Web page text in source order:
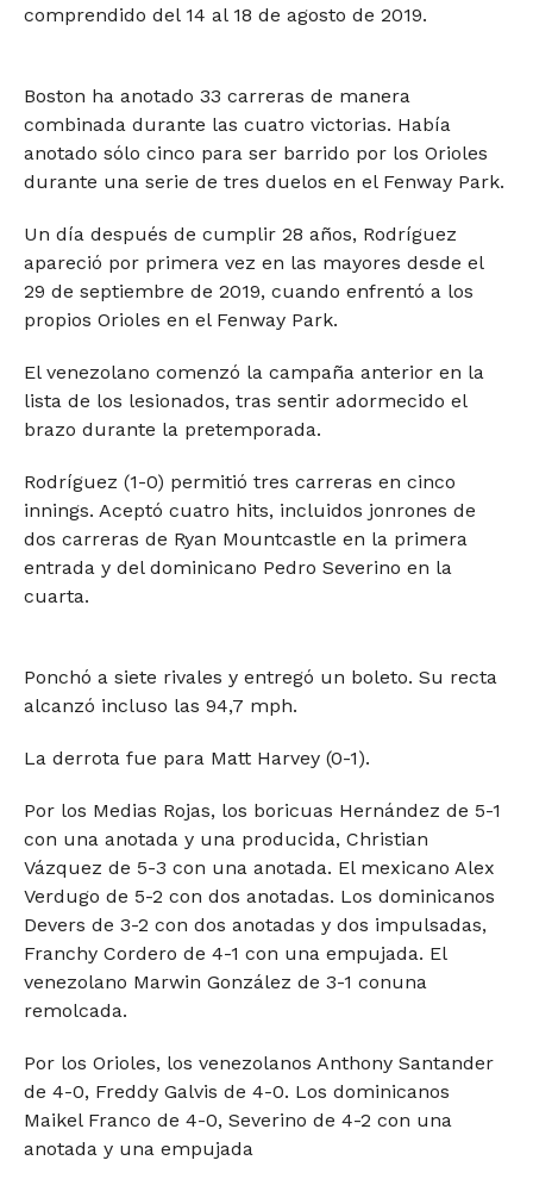
comprendido del 14 al 18 de agosto de 2019.
Boston ha anotado 33 carreras de manera
combinada durante las cuatro victorias. Había
anotado sólo cinco para ser barrido por los Orioles
durante una serie de tres duelos en el Fenway Park.
Un día después de cumplir 28 años, Rodríguez
apareció por primera vez en las mayores desde el
29 de septiembre de 2019, cuando enfrentó a los
propios Orioles en el Fenway Park.
El venezolano comenzó la campaña anterior en la
lista de los lesionados, tras sentir adormecido el
brazo durante la pretemporada.
Rodríguez (1-0) permitió tres carreras en cinco
innings. Aceptó cuatro hits, incluidos jonrones de
dos carreras de Ryan Mountcastle en la primera
entrada y del dominicano Pedro Severino en la
cuarta.
Ponchó a siete rivales y entregó un boleto. Su recta
alcanzó incluso las 94,7 mph.
La derrota fue para Matt Harvey (0-1).
Por los Medias Rojas, los boricuas Hernández de 5-1
con una anotada y una producida, Christian
Vázquez de 5-3 con una anotada. El mexicano Alex
Verdugo de 5-2 con dos anotadas. Los dominicanos
Devers de 3-2 con dos anotadas y dos impulsadas,
Franchy Cordero de 4-1 con una empujada. El
venezolano Marwin González de 3-1 conuna
remolcada.
Por los Orioles, los venezolanos Anthony Santander
de 4-0, Freddy Galvis de 4-0. Los dominicanos
Maikel Franco de 4-0, Severino de 4-2 con una
anotada y una empujada